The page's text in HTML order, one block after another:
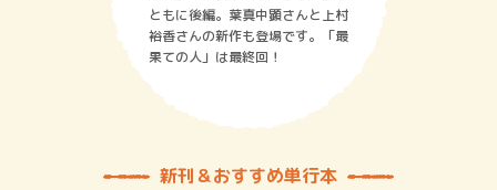
ともに後編。葉真中顕さんと上村
裕香さんの新作も登場です。「最
果ての人」は最終回！
新刊＆おすすめ単行本